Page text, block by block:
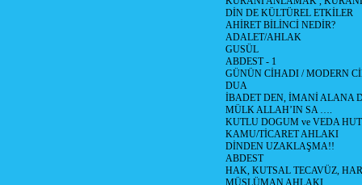
DİN DE KÜLTÜREL ETKİLER
AHİRET BİLİNCİ NEDİR?
ADALET/AHLAK
GUSÜL
ABDEST - 1
GÜNÜN CİHADI / MODERN
DUA
İBADET DEN, İMANİ ALANA
MÜLK ALLAH’IN SA ….
KUTLU DOGUM ve VEDA
KAMU/TİCARET AHLAKI
DİNDEN UZAKLAŞMA!!
ABDEST
HAK, KUTSAL TECAVÜZ,
MÜSLÜMAN AHLAKI